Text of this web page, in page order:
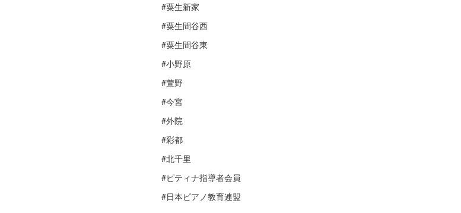
#粟生新家
#粟生間谷西
#粟生間谷東
#小野原
#萱野
#今宮
#外院
#彩都
#北千里
#ピティナ指導者会員
#日本ピアノ教育連盟